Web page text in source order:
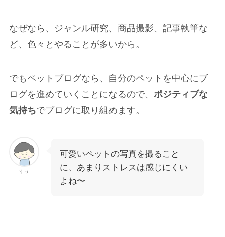
なぜなら、ジャンル研究、商品撮影、記事執筆な
ど、色々とやることが多いから。
でもペットブログなら、自分のペットを中心にブ
ログを進めていくことになるので、 ポジティブな
気持ちでブログに取り組めます。
すぅ
可愛いペットの写真を撮ること
に、あまりストレスは感じにくい
よね〜